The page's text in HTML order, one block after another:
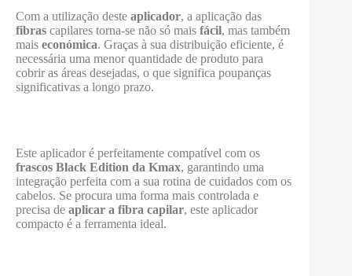
Com a utilização deste aplicador, a aplicação das
fibras capilares torna-se não só mais fácil, mas também
mais económica. Graças à sua distribuição eficiente, é
necessária uma menor quantidade de produto para
cobrir as áreas desejadas, o que significa poupanças
significativas a longo prazo.
Este aplicador é perfeitamente compatível com os
frascos Black Edition da Kmax, garantindo uma
integração perfeita com a sua rotina de cuidados com os
cabelos. Se procura uma forma mais controlada e
precisa de aplicar a fibra capilar, este aplicador
compacto é a ferramenta ideal.